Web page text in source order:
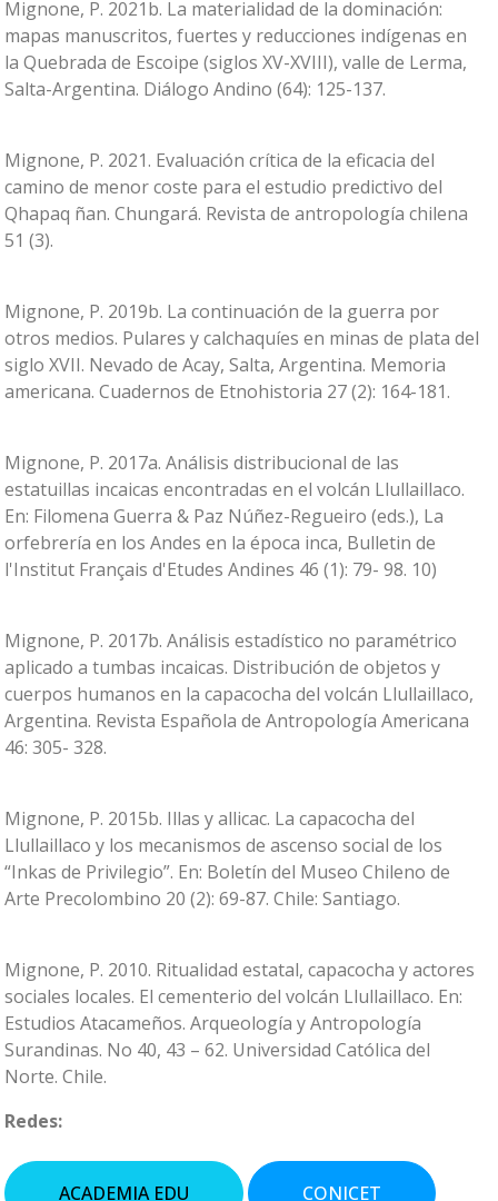
Mignone, P. 2021b. La materialidad de la dominación:
mapas manuscritos, fuertes y reducciones indígenas en
la Quebrada de Escoipe (siglos XV-XVIII), valle de Lerma,
Salta-Argentina. Diálogo Andino (64): 125-137.
Mignone, P. 2021. Evaluación crítica de la eficacia del
camino de menor coste para el estudio predictivo del
Qhapaq ñan. Chungará. Revista de antropología chilena
51 (3).
Mignone, P. 2019b. La continuación de la guerra por
otros medios. Pulares y calchaquíes en minas de plata del
siglo XVII. Nevado de Acay, Salta, Argentina. Memoria
americana. Cuadernos de Etnohistoria 27 (2): 164-181.
Mignone, P. 2017a. Análisis distribucional de las
estatuillas incaicas encontradas en el volcán Llullaillaco.
En: Filomena Guerra & Paz Núñez-Regueiro (eds.), La
orfebrería en los Andes en la época inca, Bulletin de
l'Institut Français d'Etudes Andines 46 (1): 79- 98. 10)
Mignone, P. 2017b. Análisis estadístico no paramétrico
aplicado a tumbas incaicas. Distribución de objetos y
cuerpos humanos en la capacocha del volcán Llullaillaco,
Argentina. Revista Española de Antropología Americana
46: 305- 328.
Mignone, P. 2015b. Illas y allicac. La capacocha del
Llullaillaco y los mecanismos de ascenso social de los
“Inkas de Privilegio”. En: Boletín del Museo Chileno de
Arte Precolombino 20 (2): 69-87. Chile: Santiago.
Mignone, P. 2010. Ritualidad estatal, capacocha y actores
sociales locales. El cementerio del volcán Llullaillaco. En:
Estudios Atacameños. Arqueología y Antropología
Surandinas. No 40, 43 – 62. Universidad Católica del
Norte. Chile.
Redes:
ACADEMIA EDU CONICET